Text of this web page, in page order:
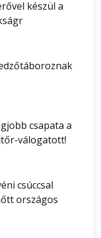
készül a
csapata a
válogatott!
csúccsal
országos